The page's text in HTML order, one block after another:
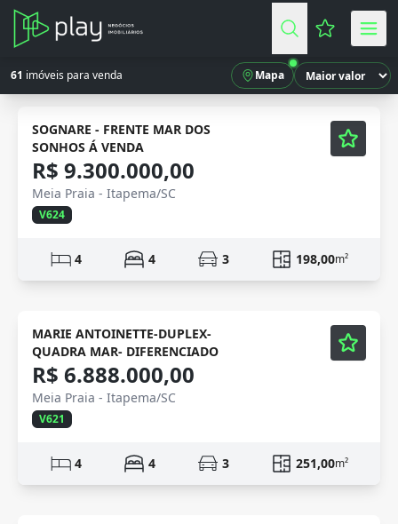
Favoritos
61 imóveis para venda Mapa
Vídeo Mobiliado
SOGNARE - FRENTE MAR DOS
SONHOS Á VENDA
R$ 9.300.000,00
Meia Praia - Itapema/SC
V624
4 4 3 198,00m²
Vídeo Mobiliado
MARIE ANTOINETTE-DUPLEX-
QUADRA MAR- DIFERENCIADO
R$ 6.888.000,00
Meia Praia - Itapema/SC
V621
4 4 3 251,00m²